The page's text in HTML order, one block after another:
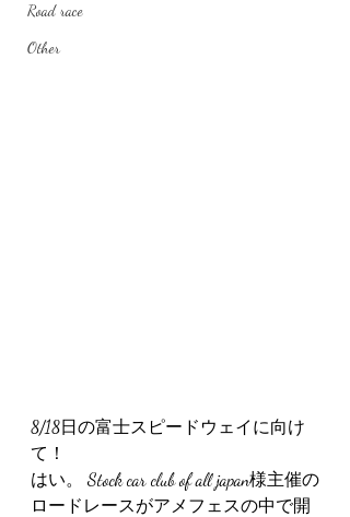
Road race
Other
8/18日の富士スピードウェイに向け
て！
はい。 Stock car club of all japan様主催の
ロードレースがアメフェスの中で開